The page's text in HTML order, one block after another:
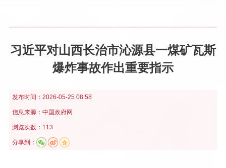
当前位置：首页>新闻资讯>每日头条
习近平对山西长治市沁源县一煤矿瓦斯
爆炸事故作出重要指示
发布时间： 2026-05-25 08:58
信息来源： 中国政府网
浏览次数：113
分享到：